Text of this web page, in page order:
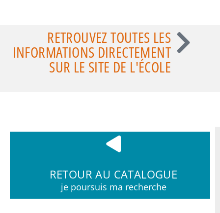
RETROUVEZ TOUTES LES
INFORMATIONS DIRECTEMENT
SUR LE SITE DE L'ÉCOLE
RETOUR AU CATALOGUE
je poursuis ma recherche